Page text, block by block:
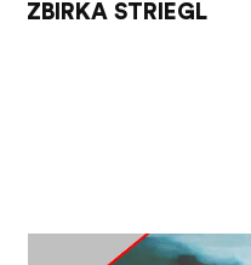
ZBIRKA STRIEGL